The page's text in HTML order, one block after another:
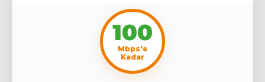
100
Mbps'e
Kadar